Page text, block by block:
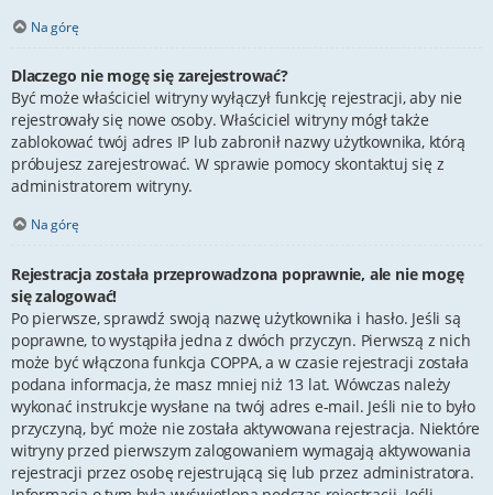
Na górę
Dlaczego nie mogę się zarejestrować?
Być może właściciel witryny wyłączył funkcję rejestracji, aby nie
rejestrowały się nowe osoby. Właściciel witryny mógł także
zablokować twój adres IP lub zabronił nazwy użytkownika, którą
próbujesz zarejestrować. W sprawie pomocy skontaktuj się z
administratorem witryny.
Na górę
Rejestracja została przeprowadzona poprawnie, ale nie mogę
się zalogować!
Po pierwsze, sprawdź swoją nazwę użytkownika i hasło. Jeśli są
poprawne, to wystąpiła jedna z dwóch przyczyn. Pierwszą z nich
może być włączona funkcja COPPA, a w czasie rejestracji została
podana informacja, że masz mniej niż 13 lat. Wówczas należy
wykonać instrukcje wysłane na twój adres e-mail. Jeśli nie to było
przyczyną, być może nie została aktywowana rejestracja. Niektóre
witryny przed pierwszym zalogowaniem wymagają aktywowania
rejestracji przez osobę rejestrującą się lub przez administratora.